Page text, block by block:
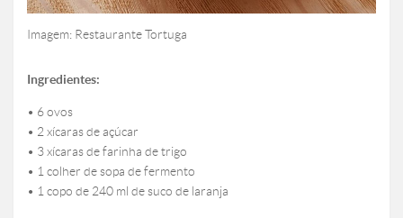
Imagem: Restaurante Tortuga
Ingredientes:
• 6 ovos
• 2 xícaras de açúcar
• 3 xícaras de farinha de trigo
• 1 colher de sopa de fermento
• 1 copo de 240 ml de suco de laranja